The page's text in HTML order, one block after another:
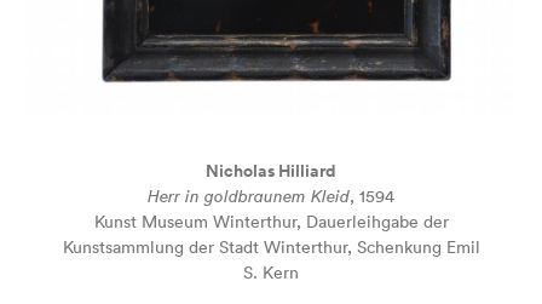
Nicholas Hilliard
Herr in goldbraunem Kleid, 1594
Kunst Museum Winterthur, Dauerleihgabe der
Kunstsammlung der Stadt Winterthur, Schenkung Emil
S. Kern